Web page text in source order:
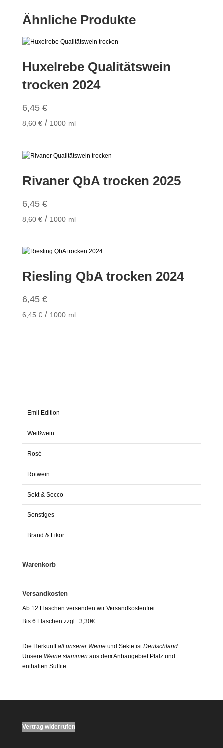
Ähnliche Produkte
Huxelrebe Qualitätswein
trocken 2024
6,45 €
8,60 €/ 1000 ml
Rivaner QbA trocken 2025
6,45 €
8,60 €/ 1000 ml
Riesling QbA trocken 2024
6,45 €
6,45 €/ 1000 ml
Emil Edition
Weißwein
Rosé
Rotwein
Sekt & Secco
Sonstiges
Brand & Likör
Warenkorb
Versandkosten
Ab 12 Flaschen versenden wir Versandkostenfrei.
Bis 6 Flaschen zzgl. 3,30€.
Die Herkunftall unserer Weineund Sekte istDeutschland.
Unsere Weine stammen aus dem Anbaugebiet Pfalz und
enthalten Sulfite.
Vertrag widerrufen